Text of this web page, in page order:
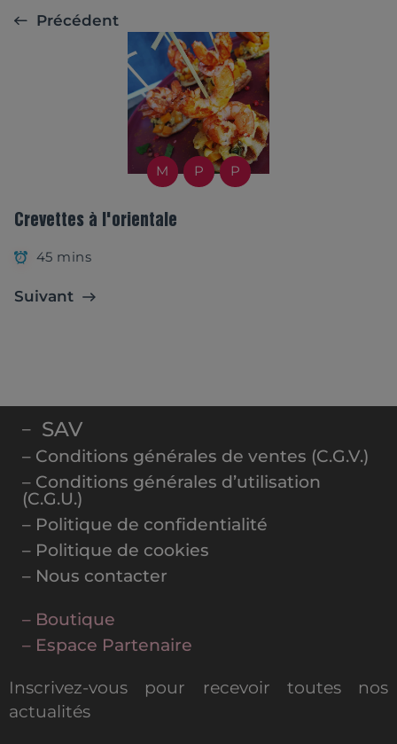
Précédent
M P P
Crevettes à l'orientale
45 mins
Suivant
– SAV
– Conditions générales de ventes (C.G.V.)
– Conditions générales d’utilisation
(C.G.U.)
– Politique de confidentialité
– Politique de cookies
– Nous contacter
– Boutique
– Espace Partenaire
Inscrivez-vous pour recevoir toutes nos
actualités